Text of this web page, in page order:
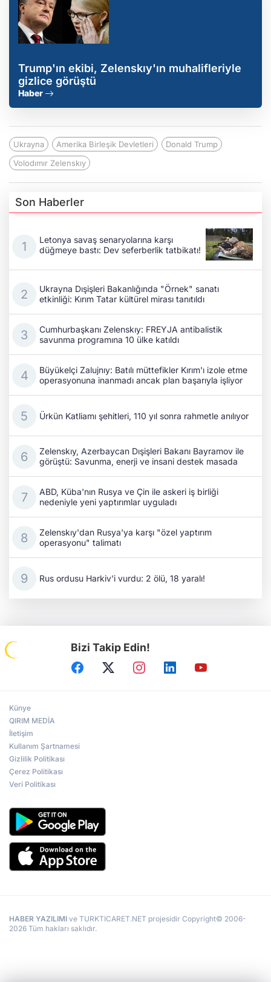
Trump'ın ekibi, Zelenskıy'ın muhalifleriyle
gizlice görüştü
Haber
Ukrayna Amerika Birleşik Devletleri
Donald Trump
Volodımır Zelenskıy
Son Haberler
Letonya savaş senaryolarına karşı
düğmeye bastı: Dev seferberlik tatbikatı!
Ukrayna Dışişleri Bakanlığında "Örnek" sanatı
etkinliği: Kırım Tatar kültürel mirası tanıtıldı
Cumhurbaşkanı Zelenskıy: FREYJA antibalistik
savunma programına 10 ülke katıldı
Büyükelçi Zalujnıy: Batılı müttefikler Kırım'ı izole etme
operasyonuna inanmadı ancak plan başarıyla işliyor
Ürkün Katliamı şehitleri, 110 yıl sonra rahmetle anılıyor
Zelenskıy, Azerbaycan Dışişleri Bakanı Bayramov ile
görüştü: Savunma, enerji ve insani destek masada
ABD, Küba'nın Rusya ve Çin ile askeri iş birliği
nedeniyle yeni yaptırımlar uyguladı
Zelenskıy'dan Rusya'ya karşı "özel yaptırım
operasyonu" talimatı
Rus ordusu Harkiv'i vurdu: 2 ölü, 18 yaralı!
Bizi Takip Edin!
Künye
QIRIM MEDİA
İletişim
Kullanım Şartnamesi
Gizlilik Politikası
Çerez Politikası
Veri Politikası
HABER YAZILIMI ve TURKTICARET.NET projesidir Copyright© 2006-
2026 Tüm hakları saklıdır.